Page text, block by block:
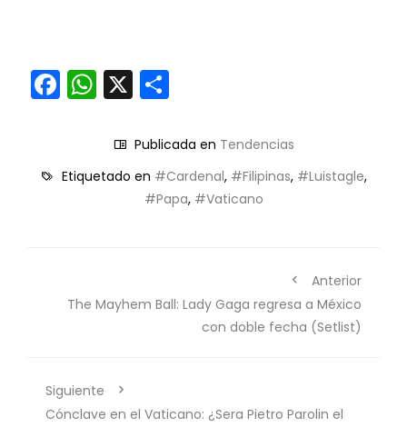
Facebook
WhatsApp
X
Publicada en Tendencias
Etiquetado en #Cardenal, #Filipinas, #Luistagle,
#Papa, #Vaticano
Anterior
The Mayhem Ball: Lady Gaga regresa a México
con doble fecha (Setlist)
Siguiente
Cónclave en el Vaticano: ¿Sera Pietro Parolin el